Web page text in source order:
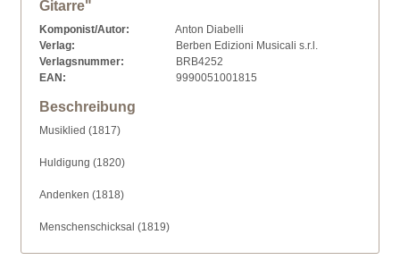
Gitarre"
Komponist/Autor:
Anton Diabelli
Verlag:
Berben Edizioni Musicali s.r.l.
Verlagsnummer:
BRB4252
EAN:
9990051001815
Beschreibung
Musiklied (1817)
Huldigung (1820)
Andenken (1818)
Menschenschicksal (1819)